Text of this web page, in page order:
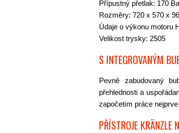
Přípustný přetlak: 170
Rozměry: 720 x 570 x
Údaje o výkonu motoru
Velikost trysky: 2505
S INTEGROVANÝM
Pevně zabudovaný
přehlednosti a
započetím práce
PŘÍSTROJE KRÄNZLE